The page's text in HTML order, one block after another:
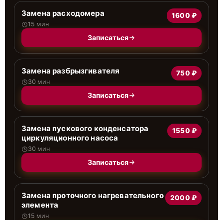
Замена расходомера
15 мин
1600 ₽
Записаться
Замена разбрызгивателя
30 мин
750 ₽
Записаться
Замена пускового конденсатора
циркуляционного насоса
30 мин
1550 ₽
Записаться
Замена проточного нагревательного
элемента
15 мин
2000 ₽